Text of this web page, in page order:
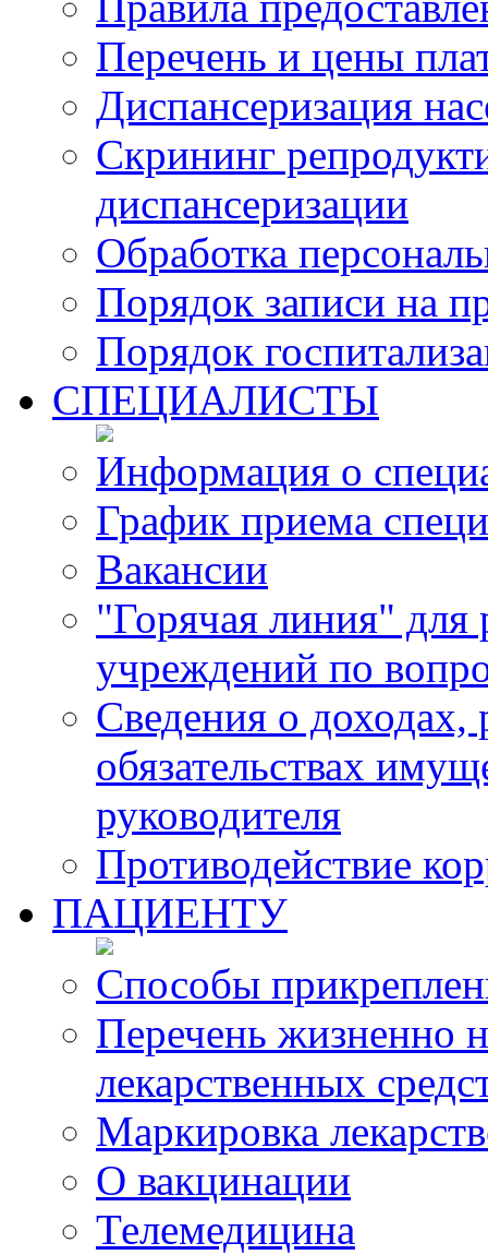
Перечень и цены
Диспансеризация
Скрининг
диспансеризации
Обработка
Порядок записи на
Порядок
СПЕЦИАЛИСТЫ
Информация о
График приема
Вакансии
"Горячая линия"
учреждений по
Сведения о доходах,
обязательствах
руководителя
Противодействие
ПАЦИЕНТУ
Способы
Перечень жизненно
лекарственных
Маркировка
О вакцинации
Телемедицина